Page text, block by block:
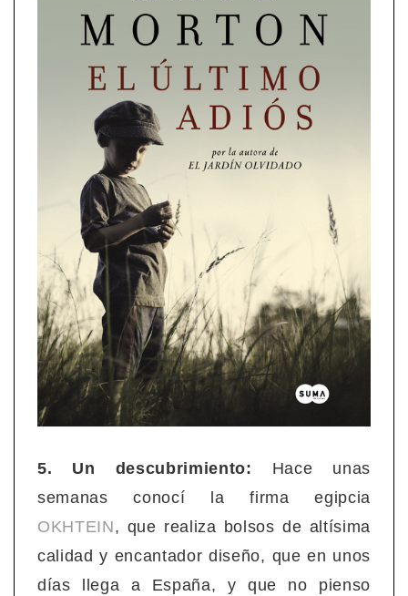
5. Un descubrimiento: Hace unas
semanas conocí la firma egipcia
OKHTEIN, que realiza bolsos de altísima
calidad y encantador diseño, que en unos
días llega a España, y que no pienso